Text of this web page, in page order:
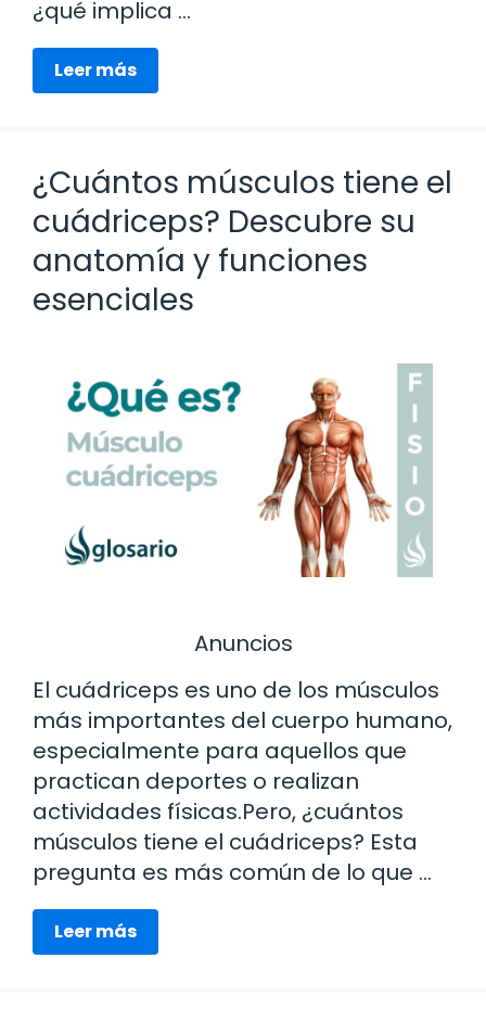
¿qué implica …
Leer más
¿Cuántos músculos tiene el
cuádriceps? Descubre su
anatomía y funciones
esenciales
Anuncios
El cuádriceps es uno de los músculos
más importantes del cuerpo humano,
especialmente para aquellos que
practican deportes o realizan
actividades físicas.Pero, ¿cuántos
músculos tiene el cuádriceps? Esta
pregunta es más común de lo que …
Leer más